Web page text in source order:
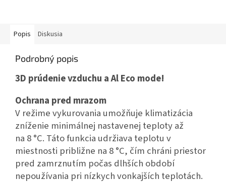
Popis Diskusia
Podrobný popis
3D prúdenie vzduchu a Al Eco mode!
Ochrana pred mrazom
V režime vykurovania umožňuje klimatizácia
zníženie minimálnej nastavenej teploty až
na 8 °C. Táto funkcia udržiava teplotu v
miestnosti približne na 8 °C, čím chráni priestor
pred zamrznutím počas dlhších období
nepoužívania pri nízkych vonkajších teplotách.